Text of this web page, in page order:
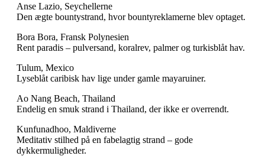
Anse Lazio, Seychellerne
Den ægte bountystrand, hvor bountyreklamerne blev optaget.
Bora Bora, Fransk Polynesien
Rent paradis – pulversand, koralrev, palmer og turkisblåt hav.
Tulum, Mexico
Lyseblåt caribisk hav lige under gamle mayaruiner.
Ao Nang Beach, Thailand
Endelig en smuk strand i Thailand, der ikke er overrendt.
Kunfunadhoo, Maldiverne
Meditativ stilhed på en fabelagtig strand – gode
dykkermuligheder.